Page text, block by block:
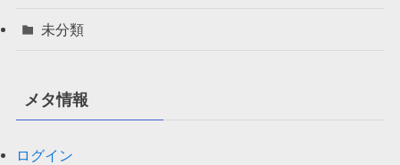
未分類
メタ情報
ログイン